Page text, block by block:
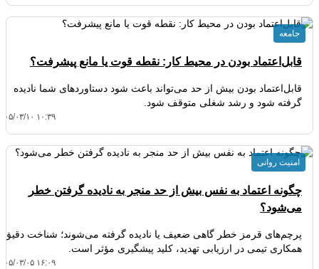
قابل‌اعتماد بودن در محیط کار: نقطه قوت یا مانع پیشرفت؟
قابل‌اعتماد بودن بیش از حد می‌تواند باعث شود دستاوردهای شما نادیده
گرفته شود و رشد شغلی متوقف شود.
۱۴۰۵/۰۳/۱۰ ۱۰:۳۹
جامعه
چگونه اعتماد به نفس بیش از حد منجر به نادیده گرفتن خطر
می‌شود؟
پرچم‌های قرمز خطر گاهی ضعیف یا نادیده گرفته می‌شوند؛ شناخت دقیق و
همکاری تیمی در ارزیابی تهدید، کلید پیشگیری مؤثر است.
۱۴۰۵/۰۳/۰۵ ۱۶:۰۹
امنیت روانی